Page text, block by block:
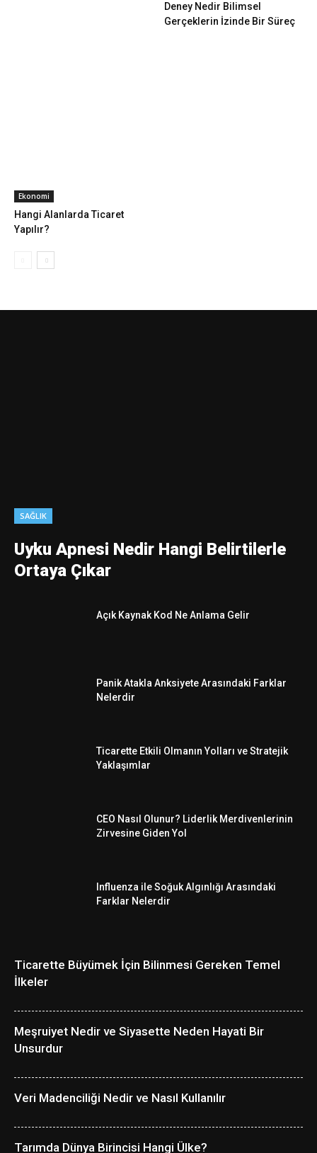
Ekonomi
Hangi Alanlarda Ticaret
Yapılır?
Deney Nedir Bilimsel
Gerçeklerin İzinde Bir Süreç
SAĞLIK
Uyku Apnesi Nedir Hangi Belirtilerle
Ortaya Çıkar
Açık Kaynak Kod Ne Anlama Gelir
Panik Atakla Anksiyete Arasındaki Farklar
Nelerdir
Ticarette Etkili Olmanın Yolları ve Stratejik
Yaklaşımlar
CEO Nasıl Olunur? Liderlik Merdivenlerinin
Zirvesine Giden Yol
Influenza ile Soğuk Algınlığı Arasındaki
Farklar Nelerdir
Ticarette Büyümek İçin Bilinmesi Gereken Temel
İlkeler
Meşruiyet Nedir ve Siyasette Neden Hayati Bir
Unsurdur
Veri Madenciliği Nedir ve Nasıl Kullanılır
Tarımda Dünya Birincisi Hangi Ülke?